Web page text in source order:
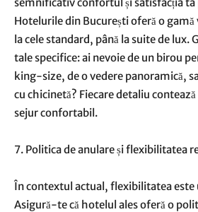
Hotelurile din București oferă o gamă
la cele standard, până la suite de lux.
tale specifice: ai nevoie de un birou
king-size, de o vedere panoramică,
cu chicinetă? Fiecare detaliu
sejur confortabil.
7. Politica de anulare și flexibilitatea
În contextul actual, flexibilitatea este
Asigură-te că hotelul ales oferă o